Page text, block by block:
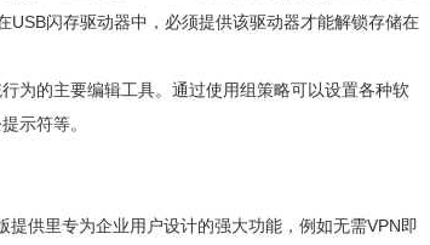
闪存驱动器中，必须提供该驱动器才能解锁存储在
为的主要编辑工具。通过使用组策略可以设置各种软
示符等。
供里专为企业用户设计的强大功能，例如无需VPN即